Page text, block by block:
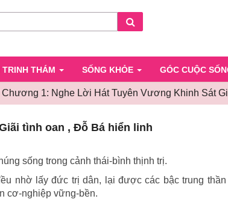
TRINH THÁM SỐNG KHỎE GÓC CUỘC
Chương 1: Nghe Lời Hát Tuyên Vương Khinh Sát
1:
tình oan , Ðỗ Bá hiển linh
sống trong cảnh thái-bình thịnh trị.
nhờ lấy đức trị dân, lại được các bậc trung
cơ-nghiệp vững-bền.